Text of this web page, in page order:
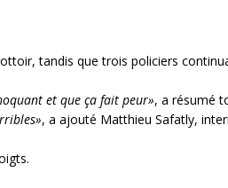
tandis que trois policiers
et que ça fait peur», a résumé
, a ajouté Matthieu Safatly,